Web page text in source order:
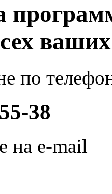
по
38
на e-mail